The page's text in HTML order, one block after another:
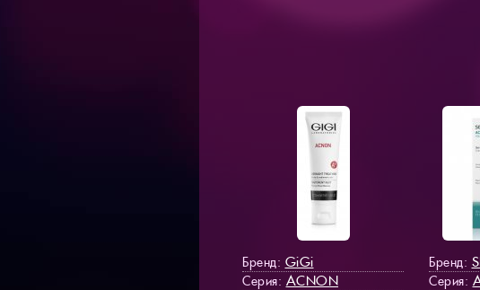
Бренд: GiGi
Серия: ACNON
Бренд:
Серия: